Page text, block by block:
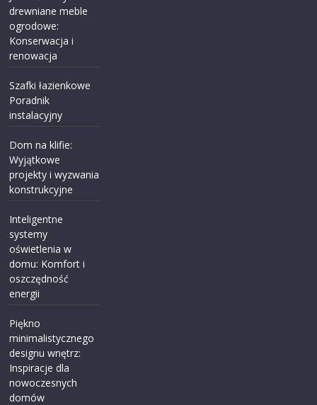
drewniane meble
ogrodowe:
Konserwacja i
renowacja
Szafki łazienkowe
Poradnik
instalacyjny
Dom na klifie:
Wyjątkowe
projekty i wyzwania
konstrukcyjne
Inteligentne
systemy
oświetlenia w
domu: Komfort i
oszczędność
energii
Piękno
minimalistycznego
designu wnętrz:
Inspiracje dla
nowoczesnych
domów